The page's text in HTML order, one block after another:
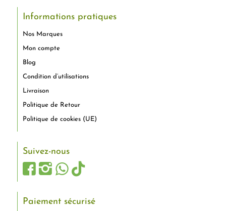
Informations pratiques
Nos Marques
Mon compte
Blog
Condition d’utilisations
Livraison
Politique de Retour
Politique de cookies (UE)
Suivez-nous
Paiement sécurisé